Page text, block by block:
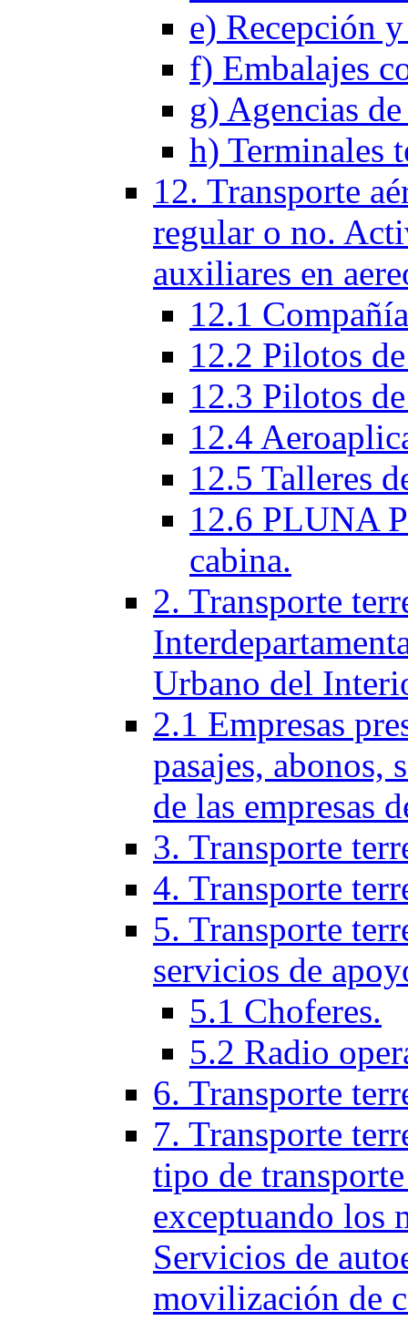
e) Recepción
f) Embalajes
g) Agencias
h) Terminales
12. Transporte
regular o no.
auxiliares en
12.1
12.2 Pilotos
12.3 Pilotos
12.4
12.5 Talleres
12.6 PLUNA
cabina.
2. Transporte
Urbano del
2.1 Empresas
pasajes, abonos,
de las empresas
3. Transporte
4. Transporte
5. Transporte
servicios de
5.1 Choferes.
5.2 Radio
6. Transporte
7. Transporte
tipo de
exceptuando los
Servicios de
movilización de